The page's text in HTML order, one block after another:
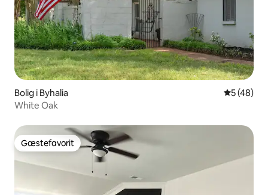
Bolig i Byhalia 5 ud af 5 i
5 (48)
White Oak
Gæstefavorit
Gæstefavorit